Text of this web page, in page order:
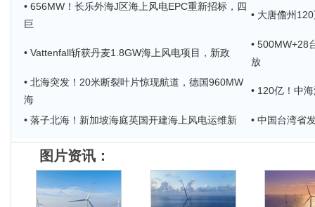
• 656MW！长乐外海J区海上风电EPC重新招标，四
巨
• 大唐儋州
• Vattenfall斩获丹麦1.8GW海上风电项目，新政
• 500MW+28
放
• 北海突发！20米断裂叶片惊现航道，德国960MW
海
• 120亿！中
• 落子北海！新加坡海庭英国开建海上风电运维新 • 中国台湾省
图片资讯：